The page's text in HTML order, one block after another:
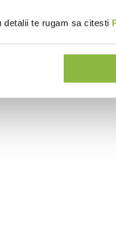
detalii te rugam sa citesti